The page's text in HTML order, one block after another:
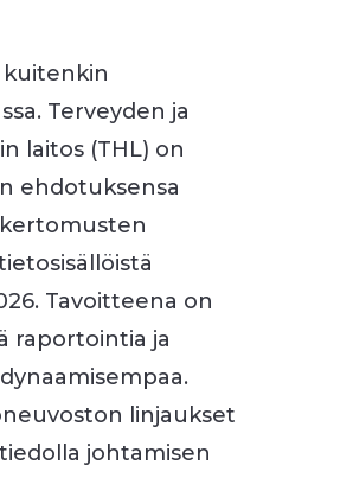
Terveyden ja
laitos (THL) on
ehdotuksensa
Tavoitteena on
raportointia ja
linjaukset
johtamisen